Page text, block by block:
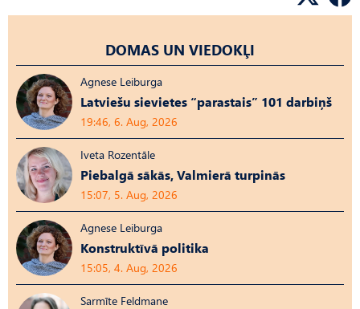
DOMAS UN VIEDOKĻI
Agnese Leiburga
Latviešu sievietes “parastais” 101 darbiņš
19:46, 6. Aug, 2026
Iveta Rozentāle
Piebalgā sākās, Valmierā turpinās
15:07, 5. Aug, 2026
Agnese Leiburga
Konstruktīvā politika
15:05, 4. Aug, 2026
Sarmīte Feldmane